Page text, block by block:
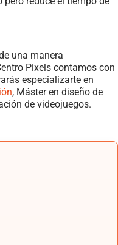
una manera
Pixels contamos con
especializarte en
, Máster en diseño de
de videojuegos.